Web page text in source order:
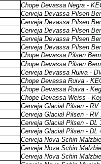
Chope Devassa Negra -
Cerveja Devassa Pilsen
Cerveja Devassa Pilsen
Cerveja Devassa Pilsen
Cerveja Devassa Pilsen
Cerveja Devassa Pilsen
Chope Devassa Pilsen
Chope Devassa Pilsen
Cerveja Devassa Ruiva -
Chope Devassa Ruiva -
Chope Devassa Ruiva -
Chope Devassa Weiss -
Cerveja Glacial Pilsen - RV
Cerveja Glacial Pilsen - RV
Cerveja Glacial Pilsen - DL
Cerveja Glacial Pilsen - DL
Cerveja Nova Schin
Cerveja Nova Schin
Cerveja Nova Schin